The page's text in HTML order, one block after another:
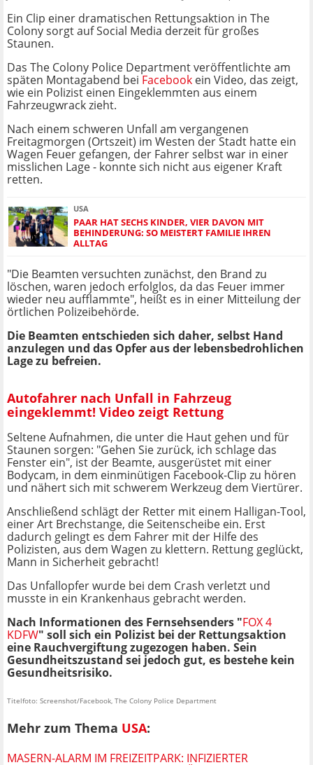
Ein Clip einer dramatischen Rettungsaktion in The
Colony sorgt auf Social Media derzeit für großes
Staunen.
Das The Colony Police Department veröffentlichte am
späten Montagabend bei Facebook ein Video, das zeigt,
wie ein Polizist einen Eingeklemmten aus einem
Fahrzeugwrack zieht.
Nach einem schweren Unfall am vergangenen
Freitagmorgen (Ortszeit) im Westen der Stadt hatte ein
Wagen Feuer gefangen, der Fahrer selbst war in einer
misslichen Lage - konnte sich nicht aus eigener Kraft
retten.
USA
PAAR HAT SECHS KINDER, VIER DAVON MIT
BEHINDERUNG: SO MEISTERT FAMILIE IHREN
ALLTAG
"Die Beamten versuchten zunächst, den Brand zu
löschen, waren jedoch erfolglos, da das Feuer immer
wieder neu aufflammte", heißt es in einer Mitteilung der
örtlichen Polizeibehörde.
Die Beamten entschieden sich daher, selbst Hand
anzulegen und das Opfer aus der lebensbedrohlichen
Lage zu befreien.
Autofahrer nach Unfall in Fahrzeug
eingeklemmt! Video zeigt Rettung
Seltene Aufnahmen, die unter die Haut gehen und für
Staunen sorgen: "Gehen Sie zurück, ich schlage das
Fenster ein", ist der Beamte, ausgerüstet mit einer
Bodycam, in dem einminütigen Facebook-Clip zu hören
und nähert sich mit schwerem Werkzeug dem Viertürer.
Anschließend schlägt der Retter mit einem Halligan-Tool,
einer Art Brechstange, die Seitenscheibe ein. Erst
dadurch gelingt es dem Fahrer mit der Hilfe des
Polizisten, aus dem Wagen zu klettern. Rettung geglückt,
Mann in Sicherheit gebracht!
Das Unfallopfer wurde bei dem Crash verletzt und
musste in ein Krankenhaus gebracht werden.
Nach Informationen des Fernsehsenders "FOX 4
KDFW" soll sich ein Polizist bei der Rettungsaktion
eine Rauchvergiftung zugezogen haben. Sein
Gesundheitszustand sei jedoch gut, es bestehe kein
Gesundheitsrisiko.
Titelfoto: Screenshot/Facebook, The Colony Police Department
Mehr zum Thema USA:
MASERN-ALARM IM FREIZEITPARK: INFIZIERTER